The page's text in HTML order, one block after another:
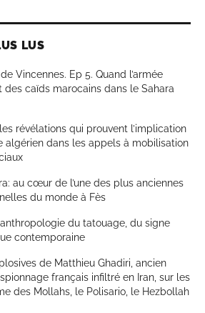
LUS
Vincennes. Ep 5. Quand l’armée
des caïds marocains dans le Sahara
révélations qui prouvent l’implication
algérien dans les appels à mobilisation
au cœur de l’une des plus anciennes
du monde à Fès
du tatouage, du signe
contemporaine
de Matthieu Ghadiri, ancien
français infiltré en Iran, sur les
des Mollahs, le Polisario, le Hezbollah